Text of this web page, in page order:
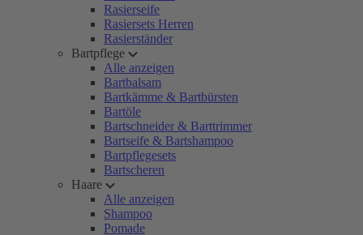
Rasierseife
Rasiersets Herren
Rasierständer
Bartpflege
Alle anzeigen
Bartbalsam
Bartkämme & Bartbürsten
Bartöle
Bartschneider & Barttrimmer
Bartseife & Bartshampoo
Bartpflegesets
Bartscheren
Haare
Alle anzeigen
Shampoo
Pomade